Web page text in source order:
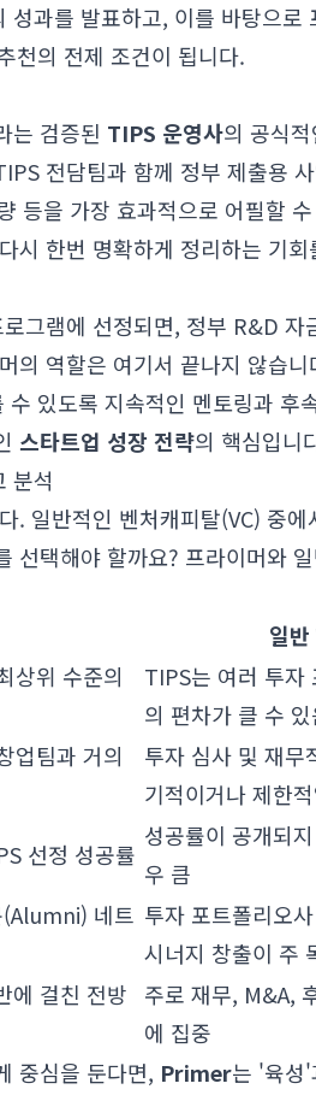
과를 발표하고, 이를 바탕으로
천의 전제 조건이 됩니다.
는 검증된 TIPS 운영사의 공식
전담팀과 함께 정부 제출용
등을 가장 효과적으로 어필할
시 한번 명확하게 정리하는 기
그램에 선정되면, 정부 R&D 자
의 역할은 여기서 끝나지 않습
있도록 지속적인 멘토링과 후
스타트업 성장 전략의 핵심입니
분석
. 일반적인 벤처캐피탈(VC) 중
선택해야 할까요? 프라이머와
일
상위 수준의
TIPS는 여러 투자
의 편차가 클 수 있
업팀과 거의
투자 심사 및 재무
기적이거나 제한
선정 성공률
성공률이 공개되
우 큼
(Alumni) 네트 투자 포트폴리오
시너지 창출이 주
에 걸친 전방
주로 재무, M&A,
에 집중
중심을 둔다면, Primer는 '육성